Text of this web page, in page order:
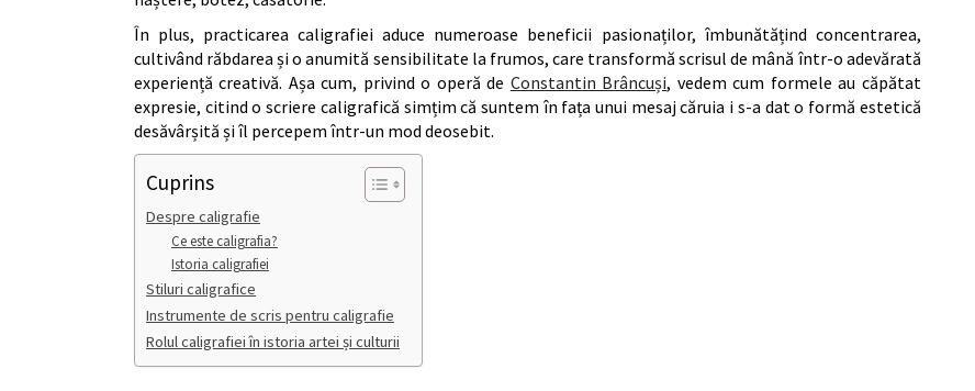
În plus, practicarea caligrafiei aduce numeroase beneficii pasionaților, îmbunătățind concentrarea,
cultivând răbdarea și o anumită sensibilitate la frumos, care transformă scrisul de mână într-o adevărată
experiență creativă. Așa cum, privind o operă de Constantin Brâncuși, vedem cum formele au căpătat
expresie, citind o scriere caligrafică simțim că suntem în fața unui mesaj căruia i s-a dat o formă estetică
desăvârșită și îl percepem într-un mod deosebit.
Cuprins
Despre caligrafie
Ce este caligrafia?
Istoria caligrafiei
Stiluri caligrafice
Instrumente de scris pentru caligrafie
Rolul caligrafiei în istoria artei și culturii